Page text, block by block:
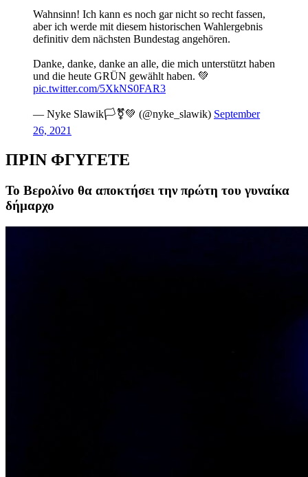
Wahnsinn! Ich kann es noch gar nicht so recht fassen,
aber ich werde mit diesem historischen Wahlergebnis
definitiv dem nächsten Bundestag angehören.
Danke, danke, danke an alle, die mich unterstützt haben
und die heute GRÜN gewählt haben. 💚
pic.twitter.com/5XkNS0FAR3
— Nyke Slawik🏳️⚧️💚 (@nyke_slawik) September
26, 2021
ΠΡΙΝ ΦΓΥΓΕΤΕ
Το Βερολίνο θα αποκτήσει την πρώτη του γυναίκα
δήμαρχο